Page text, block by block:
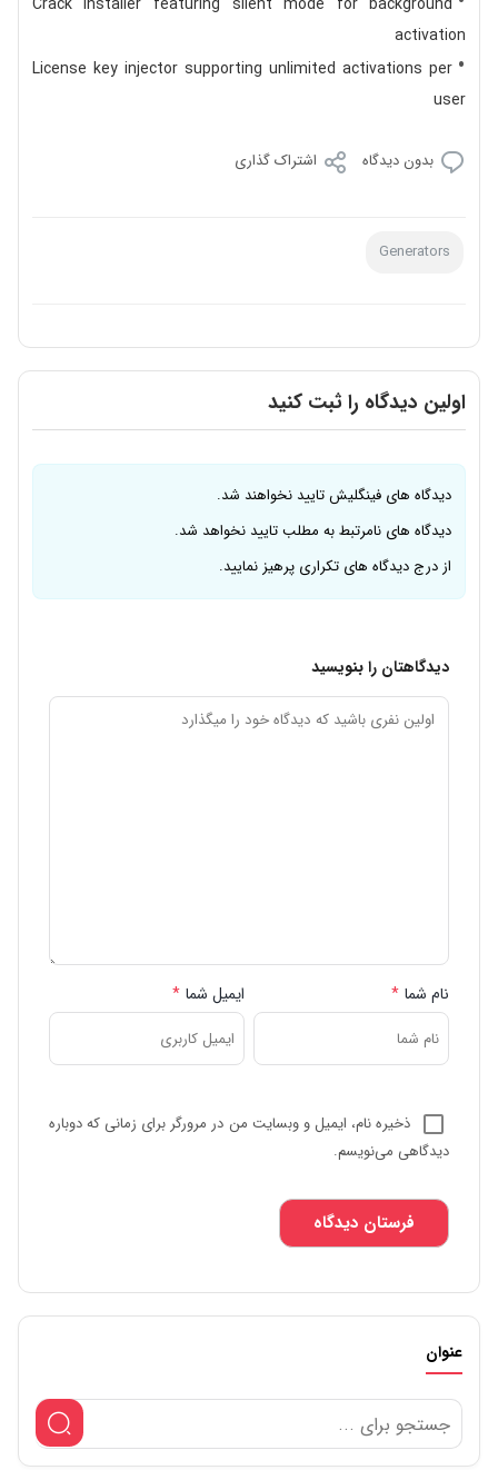
activation
License key injector supporting unlimited activations per
user
بدون دیدگاه اشتراک گذاری
Generators
اولین دیدگاه را ثبت کنید
دیدگاه های فینگلیش تایید نخواهند شد.
دیدگاه های نامرتبط به مطلب تایید نخواهد شد.
از درج دیدگاه های تکراری پرهیز نمایید.
دیدگاهتان را بنویسید
نام شما * ایمیل شما *
ذخیره نام، ایمیل و وبسایت من در مرورگر برای زمانی که دوباره
دیدگاهی می‌نویسم.
عنوان